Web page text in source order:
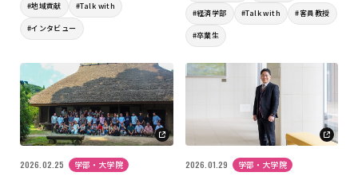
#地域貢献 #Talk with
#インタビュー
#経済学部 #Talk with #客員教授
#卒業生
2026.02.25 学部・大学院 2026.01.29 学部・大学院